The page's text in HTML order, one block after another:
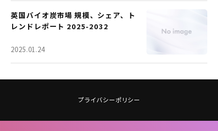
英国バイオ炭市場 規模、シェア、ト
レンドレポート 2025-2032
2025.01.24
プライバシーポリシー